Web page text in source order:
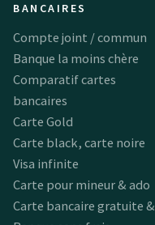
BANCAIRES
Compte joint / commun
Banque la moins chère
Comparatif cartes
bancaires
Carte Gold
Carte black, carte noire
Visa infinite
Carte pour mineur & ado
Carte bancaire gratuite &